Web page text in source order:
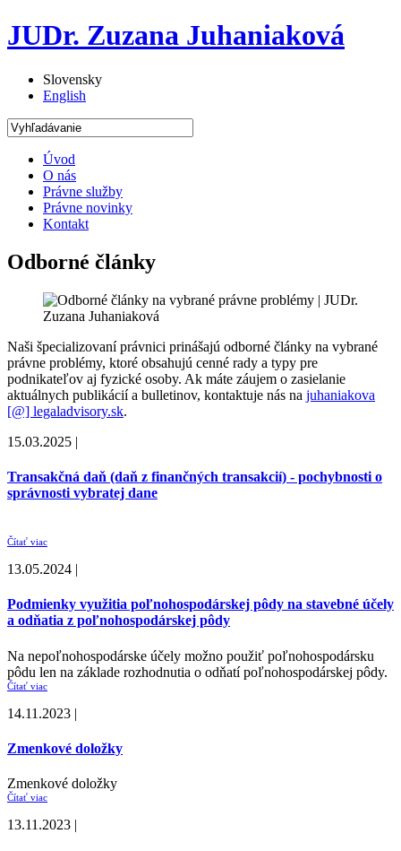
JUDr. Zuzana Juhaniaková
Slovensky
English
Úvod
O nás
Právne služby
Právne novinky
Kontakt
Odborné články
Naši špecializovaní právnici prinášajú odborné články na vybrané
právne problémy, ktoré obsahujú cenné rady a typy pre
podnikateľov aj fyzické osoby. Ak máte záujem o zasielanie
aktuálnych publikácií a bulletinov, kontaktuje nás na juhaniakova
[@] legaladvisory.sk.
15.03.2025 |
Transakčná daň (daň z finančných transakcií) - pochybnosti o
správnosti vybratej dane
Čítať viac
13.05.2024 |
Podmienky využitia poľnohospodárskej pôdy na stavebné účely
a odňatia z poľnohospodárskej pôdy
Na nepoľnohospodárske účely možno použiť poľnohospodársku
pôdu len na základe rozhodnutia o odňatí poľnohospodárskej pôdy.
Čítať viac
14.11.2023 |
Zmenkové doložky
Zmenkové doložky
Čítať viac
13.11.2023 |